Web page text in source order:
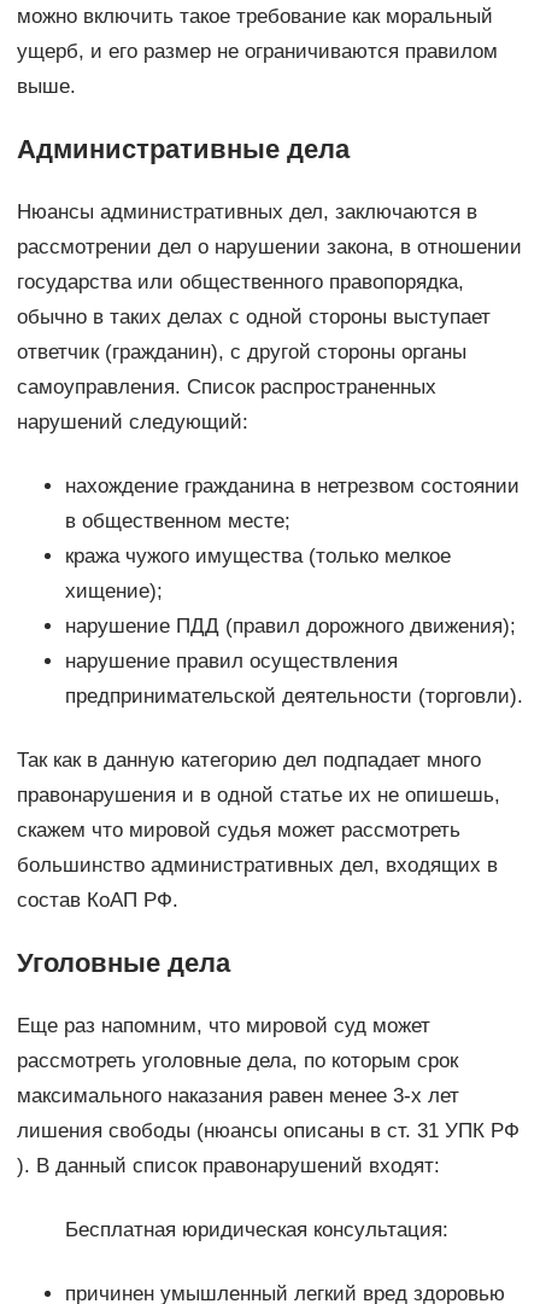
можно включить такое требование как моральный
ущерб, и его размер не ограничиваются правилом
выше.
Административные дела
Нюансы административных дел, заключаются в
рассмотрении дел о нарушении закона, в отношении
государства или общественного правопорядка,
обычно в таких делах с одной стороны выступает
ответчик (гражданин), с другой стороны органы
самоуправления. Список распространенных
нарушений следующий:
нахождение гражданина в нетрезвом состоянии
в общественном месте;
кража чужого имущества (только мелкое
хищение);
нарушение ПДД (правил дорожного движения);
нарушение правил осуществления
предпринимательской деятельности (торговли).
Так как в данную категорию дел подпадает много
правонарушения и в одной статье их не опишешь,
скажем что мировой судья может рассмотреть
большинство административных дел, входящих в
состав КоАП РФ.
Уголовные дела
Еще раз напомним, что мировой суд может
рассмотреть уголовные дела, по которым срок
максимального наказания равен менее 3-х лет
лишения свободы (нюансы описаны в ст. 31 УПК РФ
). В данный список правонарушений входят:
Бесплатная юридическая консультация:
причинен умышленный легкий вред здоровью